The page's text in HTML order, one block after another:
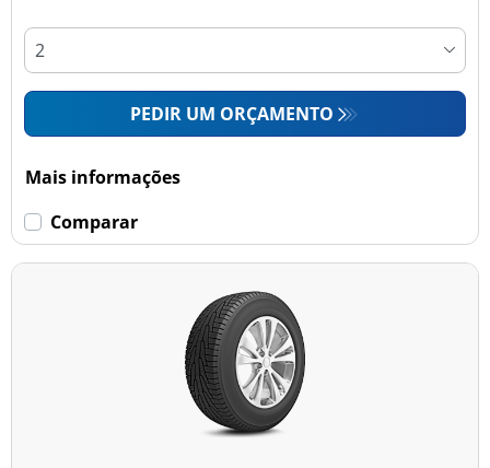
PEDIR UM ORÇAMENTO
Mais informações
Comparar